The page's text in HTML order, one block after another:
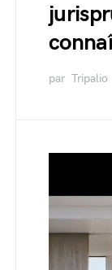
par Tripalio